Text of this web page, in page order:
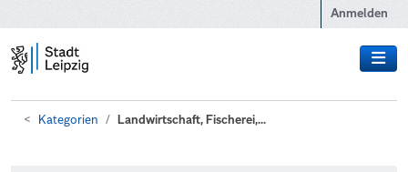
Anmelden
Kategorien Landwirtschaft, Fischerei,...